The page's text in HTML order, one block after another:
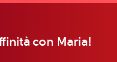
con Maria!